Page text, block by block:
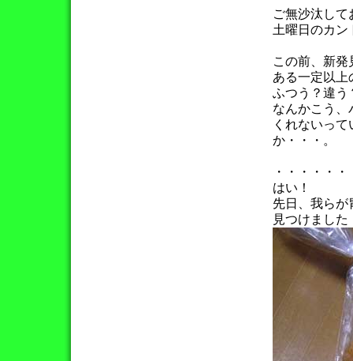
ご無沙汰し
土曜日のカン
この前、新発
ある一定以
ふつう？違う
なんかこう、
くれないっ
か・・・。
・・・・・・
はい！
先日、我らが
見つけました